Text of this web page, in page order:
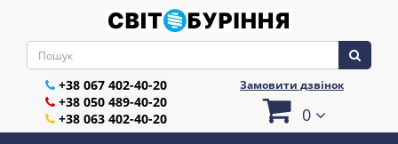
+38 067 402-40-20
+38 050 489-40-20
+38 063 402-40-20
Замовити дзвінок
0